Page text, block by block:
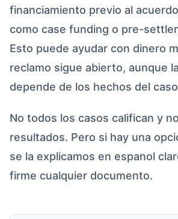
financiamiento previo al
como case funding o pre-
Esto puede ayudar con dinero
reclamo sigue abierto, aunque
depende de los hechos del
No todos los casos califican y
resultados. Pero si hay una
se la explicamos en espanol
firme cualquier documento.